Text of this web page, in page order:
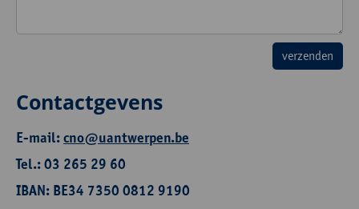
Contactgevens
E-mail:cno@uantwerpen.be
Tel.: 03 265 29 60
IBAN: BE34 7350 0812 9190